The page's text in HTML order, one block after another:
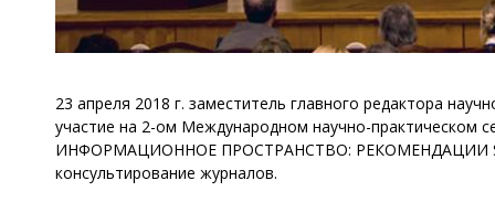
23 апреля 2018 г. заместитель главного редактора
участие на 2-ом Международном научно-
ИНФОРМАЦИОННОЕ ПРОСТРАНСТВО: РЕКОМЕНДАЦИИ
консультирование журналов.